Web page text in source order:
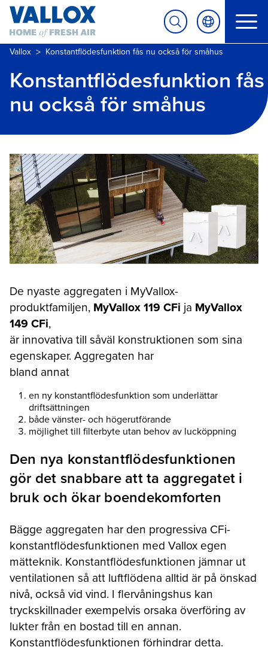
Vallox > Konstantflödesfunktion fås nu också för småhus
Konstantflödesfunktion fås
nu också för småhus
De nyaste aggregaten i MyVallox-
produktfamiljen, MyVallox 119 CFi ja MyVallox
149 CFi,
är innovativa till såväl konstruktionen som sina
egenskaper. Aggregaten har
bland annat
en ny konstantflödesfunktion som underlättar
driftsättningen
både vänster- och högerutförande
möjlighet till filterbyte utan behov av lucköppning
Den nya konstantflödesfunktionen
gör det snabbare att ta aggregatet i
bruk och ökar boendekomforten
Bägge aggregaten har den progressiva CFi-
konstantflödesfunktionen med Vallox egen
mätteknik. Konstantflödesfunktionen jämnar ut
ventilationen så att luftflödena alltid är på önskad
nivå, också vid vind. I flervåningshus kan
tryckskillnader exempelvis orsaka överföring av
lukter från en bostad till en annan.
Konstantflödesfunktionen förhindrar detta.